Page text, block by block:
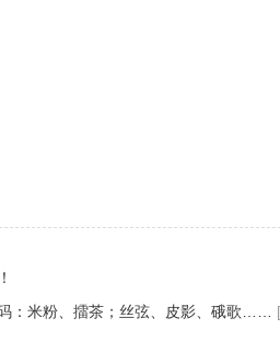
：米粉、擂茶；丝弦、皮影、硪歌……